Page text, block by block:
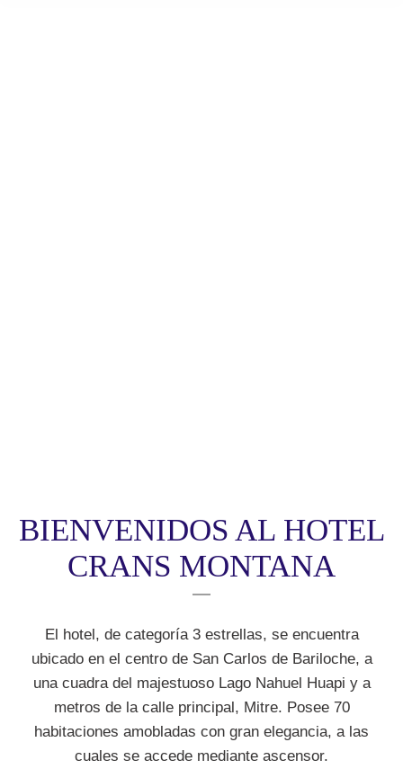
BIENVENIDOS AL HOTEL
CRANS MONTANA
El hotel, de categoría 3 estrellas, se encuentra
ubicado en el centro de San Carlos de Bariloche, a
una cuadra del majestuoso Lago Nahuel Huapi y a
metros de la calle principal, Mitre. Posee 70
habitaciones amobladas con gran elegancia, a las
cuales se accede mediante ascensor.